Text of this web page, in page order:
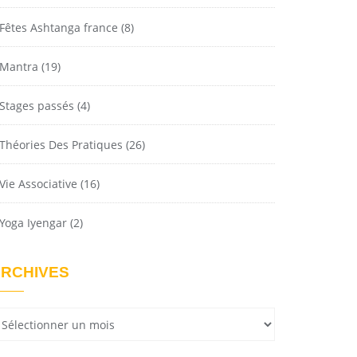
Fêtes Ashtanga france (8)
Mantra (19)
Stages passés (4)
Théories Des Pratiques (26)
Vie Associative (16)
Yoga Iyengar (2)